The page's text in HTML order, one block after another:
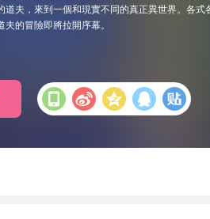
道夫，來到一個和現實不同的真正異世界。各
的冒險即將拉開序幕。